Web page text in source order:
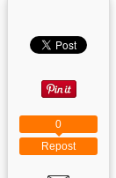
Repost
0